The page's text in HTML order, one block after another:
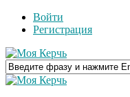
Войти
Регистрация